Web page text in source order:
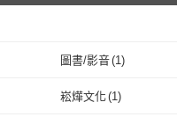
圖書/影音(1)
崧燁文化(1)